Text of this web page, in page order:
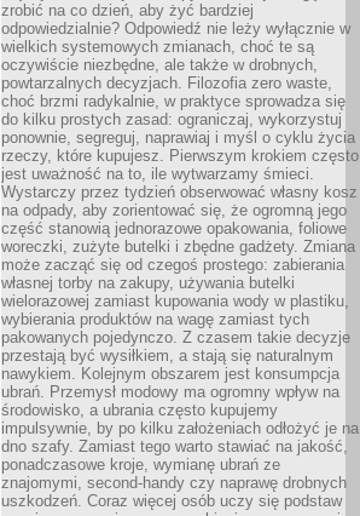
zrobić na co dzień, aby żyć bardziej
odpowiedzialnie? Odpowiedź nie leży wyłącznie w
wielkich systemowych zmianach, choć te są
oczywiście niezbędne, ale także w drobnych,
powtarzalnych decyzjach. Filozofia zero waste,
choć brzmi radykalnie, w praktyce sprowadza się
do kilku prostych zasad: ograniczaj, wykorzystuj
ponownie, segreguj, naprawiaj i myśl o cyklu życia
rzeczy, które kupujesz. Pierwszym krokiem często
jest uważność na to, ile wytwarzamy śmieci.
Wystarczy przez tydzień obserwować własny kosz
na odpady, aby zorientować się, że ogromną jego
część stanowią jednorazowe opakowania, foliowe
woreczki, zużyte butelki i zbędne gadżety. Zmiana
może zacząć się od czegoś prostego: zabierania
własnej torby na zakupy, używania butelki
wielorazowej zamiast kupowania wody w plastiku,
wybierania produktów na wagę zamiast tych
pakowanych pojedynczo. Z czasem takie decyzje
przestają być wysiłkiem, a stają się naturalnym
nawykiem. Kolejnym obszarem jest konsumpcja
ubrań. Przemysł modowy ma ogromny wpływ na
środowisko, a ubrania często kupujemy
impulsywnie, by po kilku założeniach odłożyć je na
dno szafy. Zamiast tego warto stawiać na jakość,
ponadczasowe kroje, wymianę ubrań ze
znajomymi, second-handy czy naprawę drobnych
uszkodzeń. Coraz więcej osób uczy się podstaw